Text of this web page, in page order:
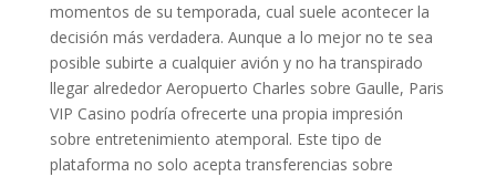
momentos de su temporada, cual suele acontecer la
decisión más verdadera. Aunque a lo mejor no te sea
posible subirte a cualquier avión y no ha transpirado
llegar alrededor Aeropuerto Charles sobre Gaulle, Paris
VIP Casino podría ofrecerte una propia impresión
sobre entretenimiento atemporal. Este tipo de
plataforma no solo acepta transferencias sobre